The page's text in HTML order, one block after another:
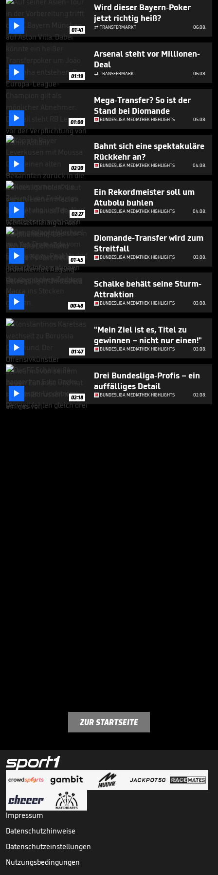
1
31
seconds
 01:41
Wird dieser Bayern-Poker
jetzt richtig heiß?
 TRANSFERMARKT 06.08.
 01:19
Arsenal steht vor Millionen-
Deal
 TRANSFERMARKT 06.08.
 01:00
Mega-Transfer? So ist der
Stand bei Diomande
BUNDESLIGA MEDIATHEK HIGHLIGHTS 05.08.
 02:20
Bahnt sich eine spektakuläre
Rückkehr an?
BUNDESLIGA MEDIATHEK HIGHLIGHTS 04.08.
 02:27
Ein Rekordmeister soll um
Atubolu buhlen
BUNDESLIGA MEDIATHEK HIGHLIGHTS 04.08.
 01:45
Diomande-Transfer wird zum
Streitfall
BUNDESLIGA MEDIATHEK HIGHLIGHTS 03.08.
 00:48
Schalke behält seine Sturm-
Attraktion
BUNDESLIGA MEDIATHEK HIGHLIGHTS 03.08.
 01:47
"Mein Ziel ist es, Titel zu
gewinnen – nicht nur einen!"
BUNDESLIGA MEDIATHEK HIGHLIGHTS 03.08.
 02:18
Drei Bundesliga-Profis – ein
auffälliges Detail
BUNDESLIGA MEDIATHEK HIGHLIGHTS 02.08.
ZUR STARTSEITE
Impressum
Datenschutzhinweise
Datenschutzeinstellungen
Nutzungsbedingungen